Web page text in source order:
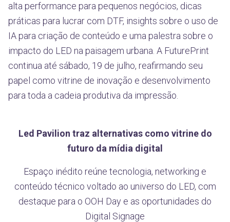
alta performance para pequenos negócios, dicas
práticas para lucrar com DTF, insights sobre o uso de
IA para criação de conteúdo e uma palestra sobre o
impacto do LED na paisagem urbana. A FuturePrint
continua até sábado, 19 de julho, reafirmando seu
papel como vitrine de inovação e desenvolvimento
para toda a cadeia produtiva da impressão.
Led Pavilion traz alternativas como vitrine do
futuro da mídia digital
Espaço inédito reúne tecnologia, networking e
conteúdo técnico voltado ao universo do LED, com
destaque para o OOH Day e as oportunidades do
Digital Signage